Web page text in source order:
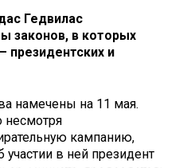
Гедвилас
законов, в которых
президентских и
намечены на 11 мая.
несмотря
кампанию,
в ней президент